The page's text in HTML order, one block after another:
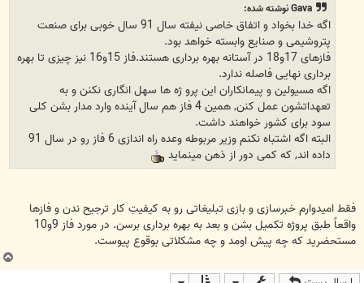
Gava نوشته شده:
اگه خدا بخواد و اتفاق خاصی نیفته سال 91 سال خوبی برای صنعت
پتروشیمی و صنایع وابسته خواهد بود.
فازهای 17و18 در آستانه بهره برداری هستند.فاز 15و16 نیز چیزی تا بهره
برداری نهایی فاصله ندارد.
اگه مسیولین و پیمانکاران این پرو ژه ها سهل انگاری نکنن و به
تعهداتشون عمل کنن, همین 4 فاز هم سال آینده وارد مدار بشن کلی
سود برای کشور خواهند داشت.
البته اگه اشتباه نکنم وزیر مربوطه وعده راه اندازی 6 فاز رو در سال 91
داده اند, که کمی دور از ذهن مینماید
فقط امیدوارم خبرسازی و بازی تبلیغاتی رو به کیفیتِ کار ترجیح ندن و فازها
واقعاً طبق پروژه تکمیل بشن و بعد به بهره برداری برسن. در مورد فاز 9و10
مستحضرید که چه پیش اومد و چه مشکلاتی بوقوع پیوست.